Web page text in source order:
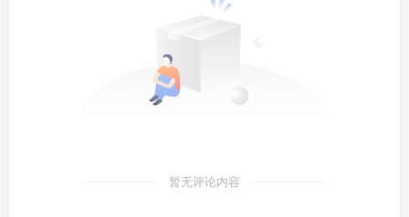
暂无评论内容